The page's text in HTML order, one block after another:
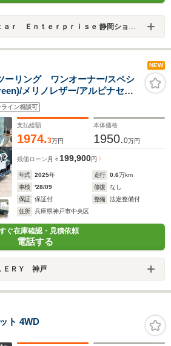
Ｅｎｔｅｒｐｒｉｓｅ 静岡ショールーム
NEW
リング ワンオーナー/スペシ
メリノレザー/アルピナセー
ンルーフ/HarmanKardonサウン
ーター/ドライブレコーダー
ライン相談可
支払総額
1974.3万円
本体価格
1950.0万円
残価ローン 月々 199,900円
年式 2025年 走行 0.6万km
車検
'28/09 修復
なし
保証
保証付 整備
法定整備付
住所
兵庫県神戸市中央区
ぐ在庫確認・見積依頼
電話する
ＥＲＹ 神戸
ト 4WD